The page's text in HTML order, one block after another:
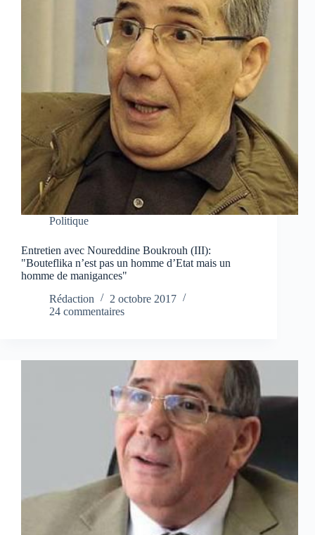
Politique
Entretien avec Noureddine Boukrouh (III):
"Bouteflika n’est pas un homme d’Etat mais un
homme de manigances"
Rédaction
2 octobre 2017
24 commentaires